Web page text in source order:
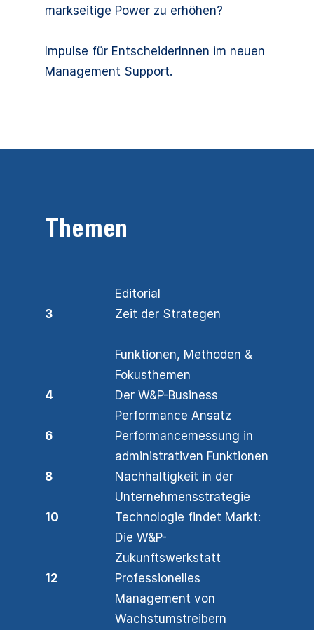
markseitige Power zu erhöhen?
Impulse für EntscheiderInnen im neuen
Management Support.
Themen
Editorial
3
Zeit der Strategen
Funktionen, Methoden &
Fokusthemen
4
Der W&P-Business
Performance Ansatz
6
Performancemessung in
administrativen Funktionen
8
Nachhaltigkeit in der
Unternehmensstrategie
10
Technologie findet Markt:
Die W&P-
Zukunftswerkstatt
12
Professionelles
Management von
Wachstumstreibern